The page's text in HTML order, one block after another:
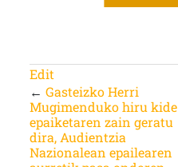
Edit
← Gasteizko Herri
Mugimenduko hiru kide
epaiketaren zain geratu
dira, Audientzia
Nazionalean epailearen